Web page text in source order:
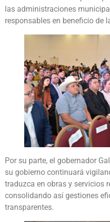
las administraciones
responsables en beneficio de
Por su parte, el gobernador
su gobierno continuará
traduzca en obras y servicios
consolidando así gestiones
transparentes.